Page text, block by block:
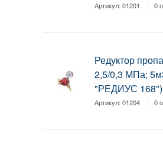
Артикул:01201 0
Редуктор
2,5/0,3 МПа;
"РЕДИУС 168")
Артикул:01204 0